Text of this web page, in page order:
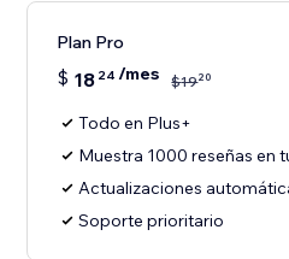
Plan Pro
$ 18 24 /mes $1920
Todo en Plus+
Muestra 1000 reseñas en
Actualizaciones
Soporte prioritario